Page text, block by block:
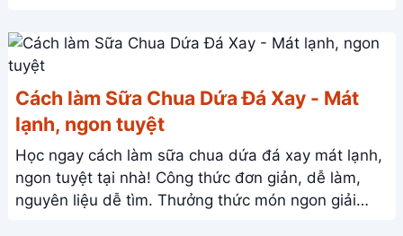
Cách làm Sữa Chua Dứa Đá Xay - Mát
lạnh, ngon tuyệt
Học ngay cách làm sữa chua dứa đá xay mát lạnh,
ngon tuyệt tại nhà! Công thức đơn giản, dễ làm,
nguyên liệu dễ tìm. Thưởng thức món ngon giải